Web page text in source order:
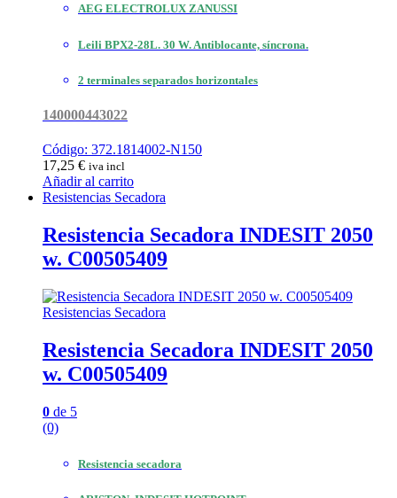
AEG ELECTROLUX ZANUSSI
Leili BPX2-28L. 30 W. Antiblocante, síncrona.
2 terminales separados horizontales
140000443022
Código: 372.1814002-N150
17,25 € iva incl
Añadir al carrito
Resistencias Secadora
Resistencia Secadora INDESIT 2050
w. C00505409
Resistencias Secadora
Resistencia Secadora INDESIT 2050
w. C00505409
0 de 5
(0)
Resistencia secadora